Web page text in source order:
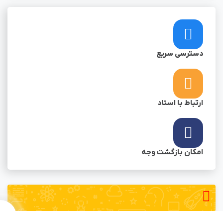
دسترسی سریع
ارتباط با استاد
امکان بازگشت وجه